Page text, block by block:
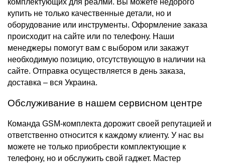
комплектующих для реалми. Вы можете недорого
купить не только качественные детали, но и
оборудование или инструменты. Оформление заказа
происходит на сайте или по телефону. Наши
менеджеры помогут вам с выбором или закажут
необходимую позицию, отсутствующую в наличии на
сайте. Отправка осуществляется в день заказа,
доставка – вся Украина.
Обслуживание в нашем сервисном центре
Команда GSM-комплекта дорожит своей репутацией и
ответственно относится к каждому клиенту. У нас вы
можете не только приобрести комплектующие к
телефону, но и обслужить свой гаджет. Мастер